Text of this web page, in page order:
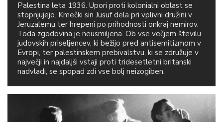
Palestina leta 1936. Upori proti kolonialni oblast se
stopnjujejo. Kmečki sin Jusuf dela pri vplivni družini v
Jeruzalemu ter hrepeni po prihodnosti onkraj nemirov.
Toda zgodovina je neusmiljena. Ob vse večjem številu
judovskih priseljencev, ki bežijo pred antisemitizmom v
Evropi, ter palestinskem prebivalstvu, ki se združuje v
največji in najdaljši vstaji proti tridesetletni britanski
nadvladi, se spopad zdi vse bolj neizogiben.